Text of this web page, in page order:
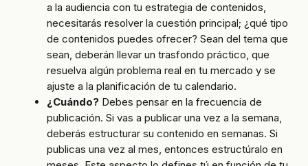
a la audiencia con tu estrategia de contenidos,
necesitarás resolver la cuestión principal; ¿qué tipo
de contenidos puedes ofrecer? Sean del tema que
sean, deberán llevar un trasfondo práctico, que
resuelva algún problema real en tu mercado y se
ajuste a la planificación de tu calendario.
¿Cuándo? Debes pensar en la frecuencia de
publicación. Si vas a publicar una vez a la semana,
deberás estructurar su contenido en semanas. Si
publicas una vez al mes, entonces estructúralo en